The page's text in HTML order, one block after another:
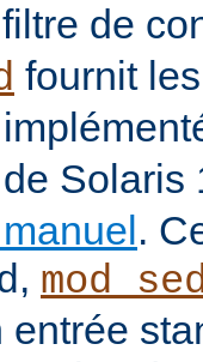
de
fournit
de Solaris
.
,